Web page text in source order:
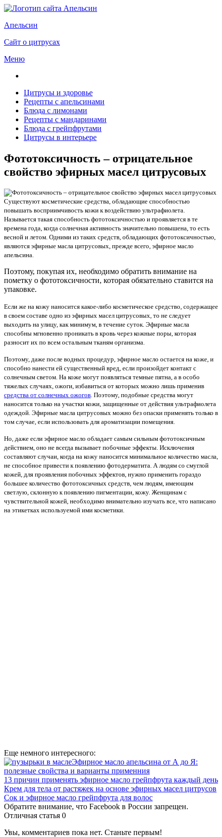
Апельсин
Сайт о цитрусах
Меню
Цитрусы и здоровье
Рецепты с апельсинами
Блюда с лимонами
Рецепты с мандаринами
Блюда с грейпфрутами
Цитрусы в интерьере
Фототоксичность – отрицательное
свойство эфирных масел цитрусовых
Существуют косметические средства, обладающие способностью
повышать восприимчивость кожи к воздействию ультрафиолета.
Называется такая способность фототоксичностью и проявляется в те
времена года, когда солнечная активность значительно повышена, то есть
весной и летом. Одними из таких средств, обладающих фототоксичностью,
являются эфирные масла цитрусовых , прежде всего, эфирное масло
апельсина.
Поэтому, покупая их, необходимо обратить внимание на
пометку о фототоксичности, которая обязательно ставится на
упаковке.
Если же на кожу наносится какое-либо косметическое средство, содержащее
в своем составе одно из эфирных масел цитрусовых, то не следует
выходить на улицу, как минимум, в течение суток. Эфирные масла
способны мгновенно проникать в кровь через кожные поры, которая
разносит их по всем остальным тканям организма.
Поэтому, даже после водных процедур, эфирное масло остается на коже, и
способно нанести ей существенный вред, если произойдет контакт с
солнечным светом. На коже могут появляться темные пятна, а в особо
тяжелых случаях, ожоги, избавиться от которых можно лишь применив
средства от солнечных ожогов . Поэтому, подобные средства могут
наносится только на участки кожи, защищенные от действия ультрафиолета
одеждой. Эфирные масла цитрусовых можно без опаски применять только в
том случае, если использовать для ароматизации помещения.
Но, даже если эфирное масло обладает самым сильным фототоксичным
действием, оно не всегда вызывает побочные эффекты. Исключения
составляют случаи, когда на кожу наносится минимальное количество масла,
не способное привести к появлению фотодерматита. А людям со смуглой
кожей, для проявления побочных эффектов, нужно применить гораздо
большее количество фототоксичных средств, чем людям, имеющим
светлую, склонную к появлению пигментации, кожу. Женщинам с
чувствительной кожей, необходимо внимательно изучать все, что написано
на этикетках используемой ими косметики.
Еще немного интересного:
Эфирное масло апельсина от А до Я:
полезные свойства и варианты применния
13 причин применять эфирное масло грейпфрута каждый день
Крем для тела от растяжек на основе эфирных масел цитрусов
Сок и эфирное масло грейпфрута для волос
Обратите внимание, что Facebook в России запрещен.
Отличная статья 0
Увы, комментариев пока нет. Станьте первым!